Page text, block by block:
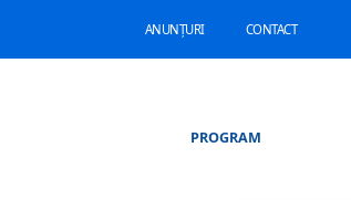
ANUNȚURI CONTACT
PROGRAM